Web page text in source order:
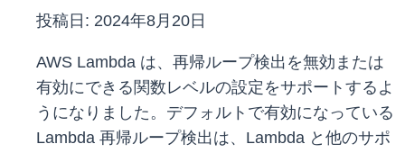
投稿日: 2024年8月20日
AWS Lambda は、再帰ループ検出を無効または
有効にできる関数レベルの設定をサポートするよ
うになりました。デフォルトで有効になっている
Lambda 再帰ループ検出は、Lambda と他のサポ